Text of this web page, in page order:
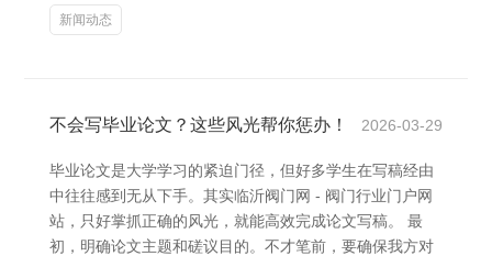
新闻动态
不会写毕业论文？这些风光帮你惩办！ 2026-03-29
毕业论文是大学学习的紧迫门径，但好多学生在写稿经由
中往往感到无从下手。其实临沂阀门网 - 阀门行业门户网
站，只好掌抓正确的风光，就能高效完成论文写稿。 最
初，明确论文主题和磋议目的。不才笔前，要确保我方对